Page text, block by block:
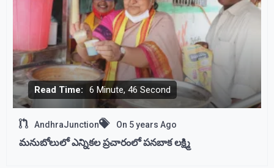
Read Time: 6 Minute, 46 Second
AndhraJunction On 5 years Ago
మనుబోలులో ఎన్నికల ప్రచారంలో పనబాక లక్ష్మి